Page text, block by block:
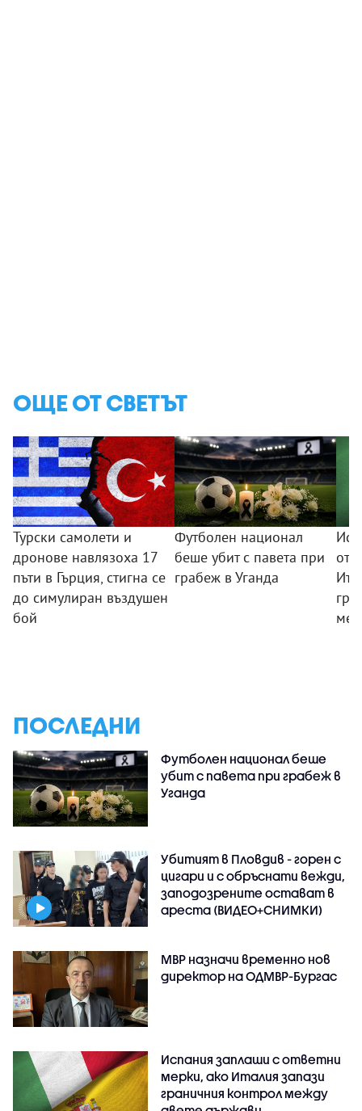
ОЩЕ ОТ СВЕТЪТ
Турски самолети и
дронове навлязоха 17
пъти в Гърция, стигна се
до симулиран въздушен
бой
Футболен национал
беше убит с павета при
грабеж в Уганда
ПОСЛЕДНИ
Футболен национал беше
убит с павета при грабеж в
Уганда
Убитият в Пловдив - горен с
цигари и с обръснати вежди,
заподозрените остават в
ареста (ВИДЕО+СНИМКИ)
МВР назначи временно нов
директор на ОДМВР-Бургас
Испания заплаши с ответни
мерки, ако Италия запази
граничния контрол между